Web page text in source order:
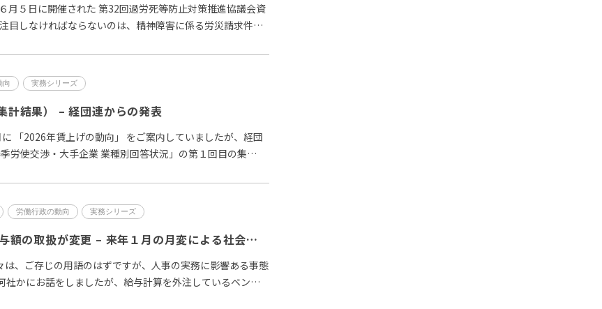
月５日に開催された 第32回過労死等防止対策推進協議会資
目しなければならないのは、精神障害に係る労災請求件数
向 実務シリーズ
計結果） – 経団連からの発表
「2026年賃上げの動向」 をご案内していましたが、経団
労使交渉・大手企業 業種別回答状況」の第１回目の集…
労働行政の動向 実務シリーズ
10月から社宅の現物給与額の取扱が変更 – 来年１月の月変による社会保険料負担増の可能性も?
は、ご存じの用語のはずですが、人事の実務に影響ある事態
社かにお話をしましたが、給与計算を外注しているベンダ